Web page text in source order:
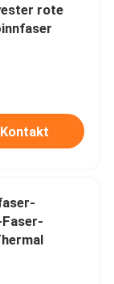
rote
Kontakt